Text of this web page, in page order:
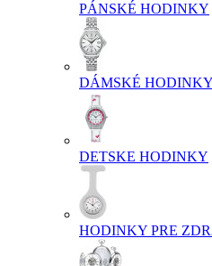
PÁNSKÉ HODINKY
DÁMSKÉ HODINKY
DETSKE HODINKY
HODINKY PRE